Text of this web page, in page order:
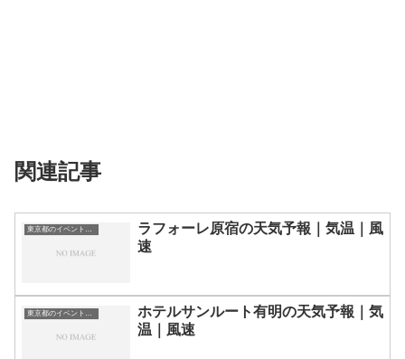
関連記事
東京都のイベント会場一覧
ラフォーレ原宿の天気予報｜気温｜風
速
東京都のイベント会場一覧
ホテルサンルート有明の天気予報｜気
温｜風速